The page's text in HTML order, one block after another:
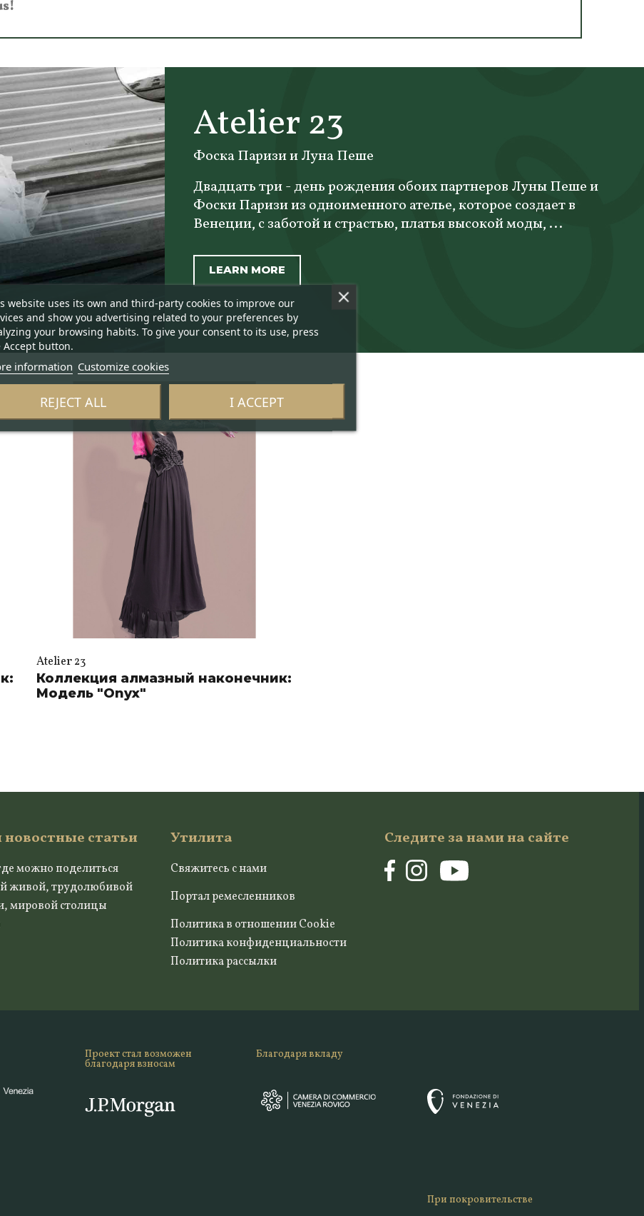
Atelier 23
Фоска Паризи и Луна Пеше
Двадцать три - день рождения обоих партнеров Луны Пеше и
Фоски Паризи из одноименного ателье, которое создает в
Венеции, с заботой и страстью, платья высокой моды, ...
LEARN MORE
Atelier 23
Коллекция алмазный наконечник:
Модель "Onyx"
новостные статьи
можно поделиться
живой, трудолюбивой
мировой столицы
Утилита
Свяжитесь с нами
Портал ремесленников
Политика в отношении Cookie
Политика конфиденциальности
Политика рассылки
Следите за нами на сайте
Проект стал возможен
благодаря взносам
Благодаря вкладу
При покровительстве
website uses its own and third-party cookies to improve our
and show you advertising related to your preferences by
your browsing habits. To give your consent to its use, press
Accept button.
information Customize cookies
REJECT ALL I ACCEPT